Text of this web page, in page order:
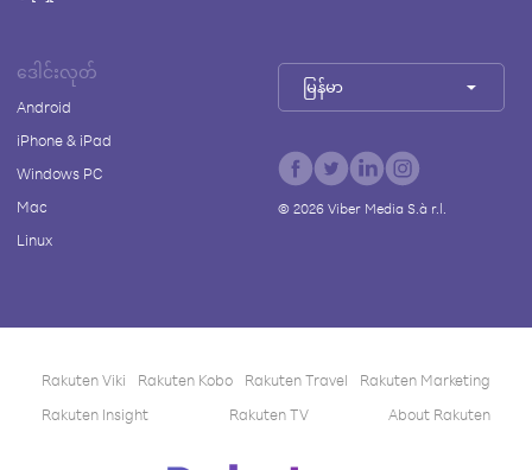
ဒေါင်းလုတ်
Android
iPhone & iPad
Windows PC
Mac
Linux
မြန်မာ
© 2026Viber Media S.à r.l.
Rakuten Viki Rakuten Kobo Rakuten Travel
Rakuten Marketing
Rakuten Insight
Rakuten TV About Rakuten